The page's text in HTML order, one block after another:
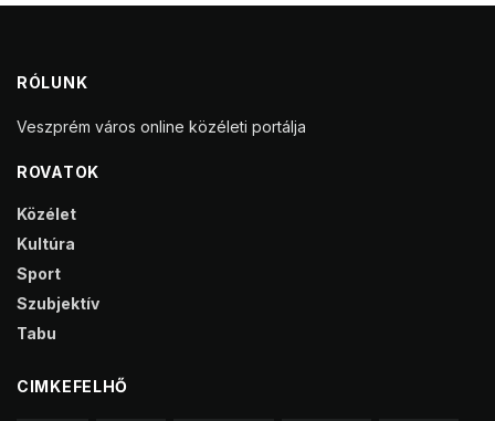
RÓLUNK
Veszprém város online közéleti portálja
ROVATOK
Közélet
Kultúra
Sport
Szubjektív
Tabu
CIMKEFELHŐ